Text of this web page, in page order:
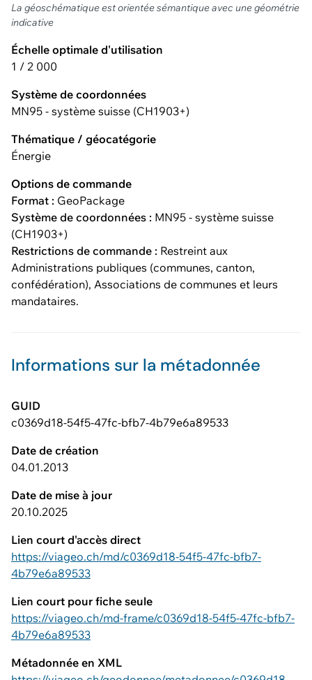
La géoschématique est orientée sémantique avec une géométrie
indicative
Échelle optimale d'utilisation
1 / 2 000
Système de coordonnées
MN95 - système suisse (CH1903+)
Thématique / géocatégorie
Énergie
Options de commande
Format : GeoPackage
Système de coordonnées : MN95 - système suisse
(CH1903+)
Restrictions de commande : Restreint aux
Administrations publiques (communes, canton,
confédération), Associations de communes et leurs
mandataires.
Informations sur la métadonnée
GUID
c0369d18-54f5-47fc-bfb7-4b79e6a89533
Date de création
04.01.2013
Date de mise à jour
20.10.2025
Lien court d'accès direct
https://viageo.ch/md/c0369d18-54f5-47fc-bfb7-
4b79e6a89533
Lien court pour fiche seule
https://viageo.ch/md-frame/c0369d18-54f5-47fc-bfb7-
4b79e6a89533
Métadonnée en XML